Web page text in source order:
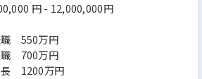
円 - 12,000,000円
550万円
700万円
1200万円